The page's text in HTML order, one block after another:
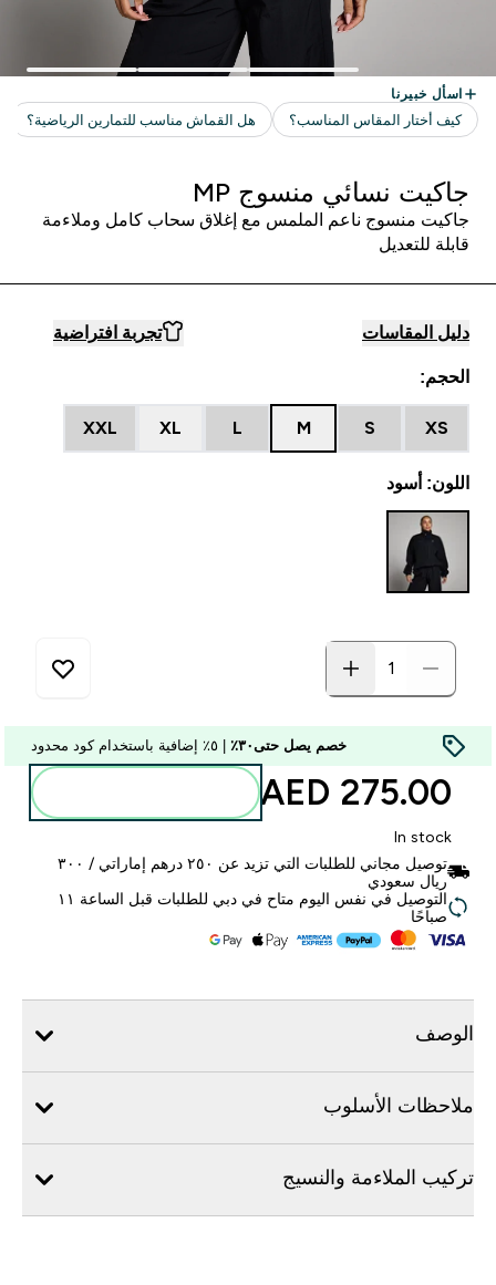
جاكيت نسائي منسوج MP
جاكيت منسوج ناعم الملمس مع إغلاق سحاب كامل وملاءمة
قابلة للتعديل
دليل المقاسات تجربة افتراضية
الحجم:
XS
S
M
L
XL
XXL
اللون: أسود
خصم يصل حتى٣٠٪
275.00 AED‎
In stock
توصيل مجاني للطلبات التي تزيد عن ٢٥٠ درهم إماراتي / ٣٠٠
ريال سعودي
التوصيل في نفس اليوم متاح في دبي للطلبات قبل الساعة ١١
صباحًا
الوصف
ملاحظات الأسلوب
تركيب الملاءمة والنسيج